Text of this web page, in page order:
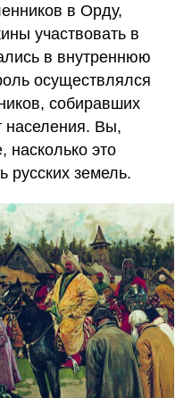
в Орду,
участвовать в
в внутреннюю
осуществлялся
собиравших
населения. Вы,
насколько это
русских земель.
язык